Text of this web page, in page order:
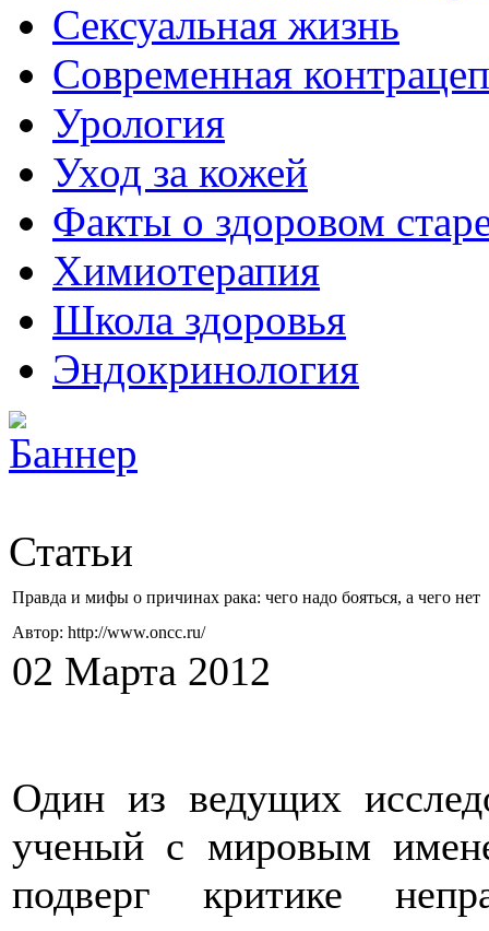
Сексуальная жизнь
Современная
Урология
Уход за кожей
Факты о здоровом
Химиoтерапия
Школа здоровья
Эндокринология
Статьи
Правда и мифы о причинах рака: чего надо бояться, а чего нет
Автор: http://www.oncc.ru/
02 Марта 2012
Один из ведущих
ученый с мировым
подверг критике